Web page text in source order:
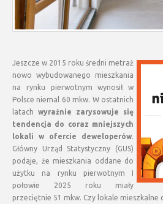
Jeszcze w 2015 roku średni metraż
nowo wybudowanego mieszkania
na rynku pierwotnym wynosił w
Polsce niemal 60 mkw. W ostatnich
latach wyraźnie zarysowuje się
tendencja do coraz mniejszych
lokali w ofercie deweloperów.
Główny Urząd Statystyczny (GUS)
podaje, że mieszkania oddane do
użytku na rynku pierwotnym I
połowie 2025 roku miały
przeciętnie 51 mkw. Czy lokale mieszkalne